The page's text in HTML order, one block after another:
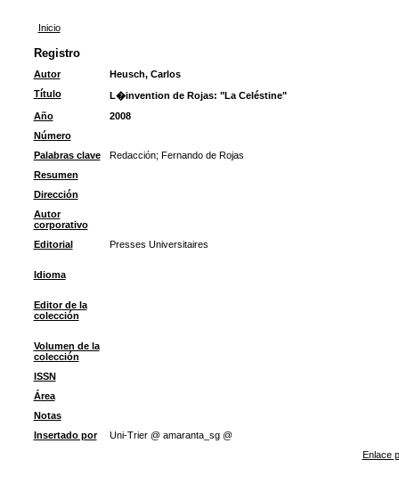
Inicio
Registro
Autor
Heusch, Carlos
Título
L�invention de Rojas: "La Celéstine"
Año
2008
Número
Palabras clave
Redacción; Fernando de Rojas
Resumen
Dirección
Autor
corporativo
Editorial
Presses Universitaires
Idioma
Editor de la
colección
Volumen de la
colección
ISSN
Área
Notas
Insertado por
Uni-Trier @ amaranta_sg @
Enlace